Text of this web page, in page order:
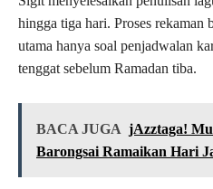
hingga tiga hari. Proses rekaman
utama hanya soal penjadwalan
tenggat sebelum Ramadan tiba.
BACA JUGA jAzztaga!
Barongsai Ramaikan Hari